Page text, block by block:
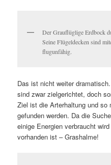
Der Grauflüglige Erdbock
Seine Flügeldecken sind
flugunfähig.
Das ist nicht weiter
sind zwar zielgerichtet, doch
Ziel ist die Arterhaltung und so
gefunden werden. Da die
einige Energien verbraucht
vorhanden ist – Grashalme!